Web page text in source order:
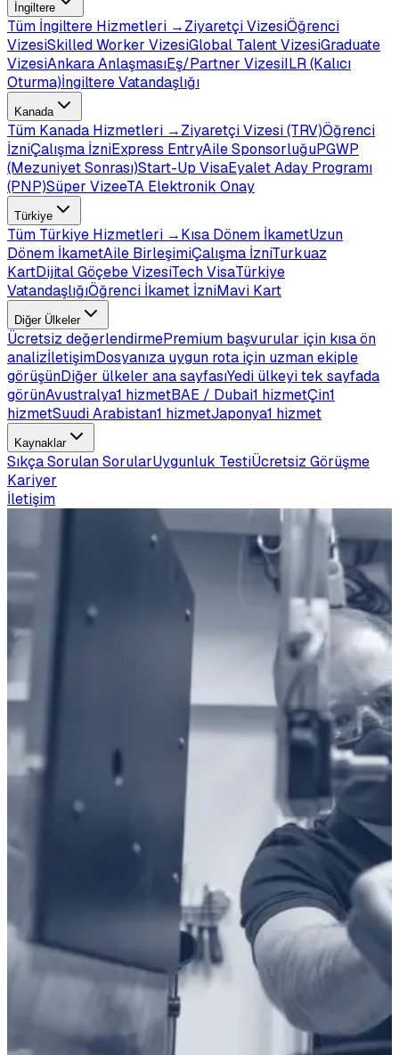
İngiltere
Tüm İngiltere Hizmetleri →Ziyaretçi VizesiÖğrenci
VizesiSkilled Worker VizesiGlobal Talent VizesiGraduate
VizesiAnkara AnlaşmasıEş/Partner VizesiILR (Kalıcı
Oturma)İngiltere Vatandaşlığı
Kanada
Tüm Kanada Hizmetleri →Ziyaretçi Vizesi (TRV)Öğrenci
İzniÇalışma İzniExpress EntryAile SponsorluğuPGWP
(Mezuniyet Sonrası)Start-Up VisaEyalet Aday Programı
(PNP)Süper VizeeTA Elektronik Onay
Türkiye
Tüm Türkiye Hizmetleri →Kısa Dönem İkametUzun
Dönem İkametAile BirleşimiÇalışma İzniTurkuaz
KartDijital Göçebe VizesiTech VisaTürkiye
VatandaşlığıÖğrenci İkamet İzniMavi Kart
Diğer Ülkeler
Ücretsiz değerlendirmePremium başvurular için kısa ön
analizİletişimDosyanıza uygun rota için uzman ekiple
görüşünDiğer ülkeler ana sayfasıYedi ülkeyi tek sayfada
görünAvustralya1 hizmetBAE / Dubai1 hizmetÇin1
hizmetSuudi Arabistan1 hizmetJaponya1 hizmet
Kaynaklar
Sıkça Sorulan SorularUygunluk TestiÜcretsiz Görüşme
Kariyer
İletişim